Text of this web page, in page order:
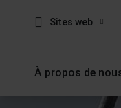
Sites web
À propos de